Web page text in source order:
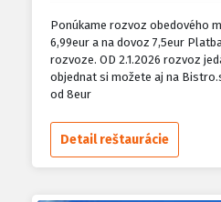
130/200g Kuracie rizoto
mozarelou, miešaný
5. 150/200g Vyprážaný
bravčový alebo kurací
v panko strúhanke
zemiaky šalát 1,3,7
6.150/200g XXl Kurach
bravčový černohor,
Ponúkame rozvoz obedového
6,99eur a na dovoz 7,5eur
rozvoze. OD 2.1.2026 rozvoz
objednat si možete aj na
od 8eur
Detail reštaurácie